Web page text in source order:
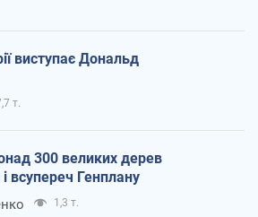
виступає Дональд
т.
300 великих дерев
всупереч Генплану
1,3 т.